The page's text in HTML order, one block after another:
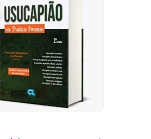
do bem e o direito de
isso, temos valorização
de herança para a famí¬lia,
de crédito oferecidas pelos agentes
obra, disponibilizando aos
doutrina, legislação e
a matéria. Obra destinada a
Notários, Registradores,
Advogados e Acadêmicos.